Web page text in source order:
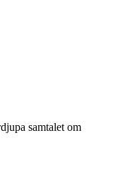
samtalet om